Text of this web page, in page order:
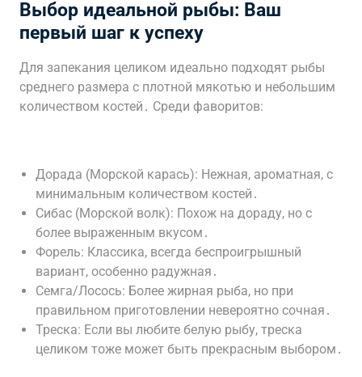
Выбор идеальной рыбы: Ваш
первый шаг к успеху
Для запекания целиком идеально подходят рыбы
среднего размера с плотной мякотью и небольшим
количеством костей․ Среди фаворитов:
Дорада (Морской карась): Нежная, ароматная, с
минимальным количеством костей․
Сибас (Морской волк): Похож на дораду, но с
более выраженным вкусом․
Форель: Классика, всегда беспроигрышный
вариант, особенно радужная․
Семга/Лосось: Более жирная рыба, но при
правильном приготовлении невероятно сочная․
Треска: Если вы любите белую рыбу, треска
целиком тоже может быть прекрасным выбором․